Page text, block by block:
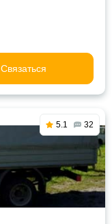
Связаться
5.1 32